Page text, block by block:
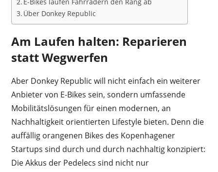
Über Donkey Republic
Am Laufen halten: Reparieren
statt Wegwerfen
Aber Donkey Republic will nicht einfach ein weiterer
Anbieter von E-Bikes sein, sondern umfassende
Mobilitätslösungen für einen modernen, an
Nachhaltigkeit orientierten Lifestyle bieten. Denn die
auffällig orangenen Bikes des Kopenhagener
Startups sind durch und durch nachhaltig konzipiert:
Die Akkus der Pedelecs sind nicht nur